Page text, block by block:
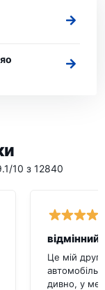
10 з 12840
відмінний
Це мій
автомобіль
дивно, у